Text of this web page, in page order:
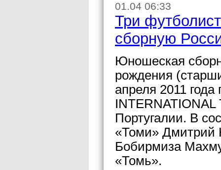
01.04 06:33
Три
сборную
Юношеская
рождения
апреля 2011
Португалии. В
«Томи» Дмитрий
Бобирмиза
«Томь».